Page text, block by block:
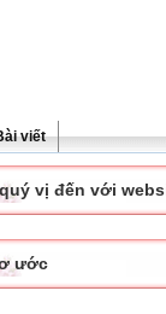
viết
vị đến với
ước